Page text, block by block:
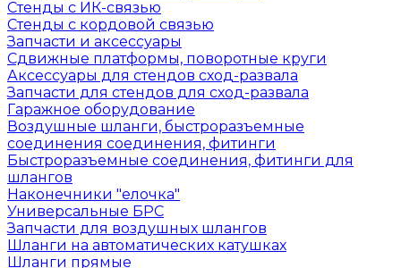
Стенды с ИК-связью
Стенды с кордовой связью
Запчасти и аксессуары
Сдвижные платформы, поворотные круги
Аксессуары для стендов сход-развала
Запчасти для стендов для сход-развала
Гаражное оборудование
Воздушные шланги, быстроразъемные
соединения соединения, фитинги
Быстроразъемные соединения, фитинги для
шлангов
Наконечники "елочка"
Универсальные БРС
Запчасти для воздушных шлангов
Шланги на автоматических катушках
Шланги прямые